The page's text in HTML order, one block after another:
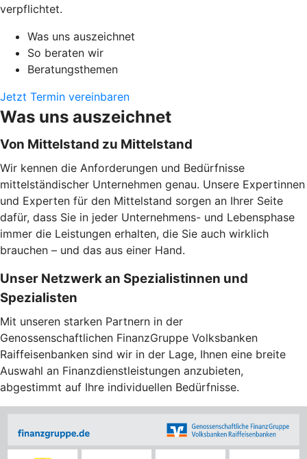
verpflichtet.
Was uns auszeichnet
So beraten wir
Beratungsthemen
Jetzt Termin vereinbaren
Was uns auszeichnet
Von Mittelstand zu Mittelstand
Wir kennen die Anforderungen und Bedürfnisse
mittelständischer Unternehmen genau. Unsere Expertinnen
und Experten für den Mittelstand sorgen an Ihrer Seite
dafür, dass Sie in jeder Unternehmens- und Lebensphase
immer die Leistungen erhalten, die Sie auch wirklich
brauchen – und das aus einer Hand.
Unser Netzwerk an Spezialistinnen und
Spezialisten
Mit unseren starken Partnern in der
Genossenschaftlichen FinanzGruppe Volksbanken
Raiffeisenbanken sind wir in der Lage, Ihnen eine breite
Auswahl an Finanzdienstleistungen anzubieten,
abgestimmt auf Ihre individuellen Bedürfnisse.